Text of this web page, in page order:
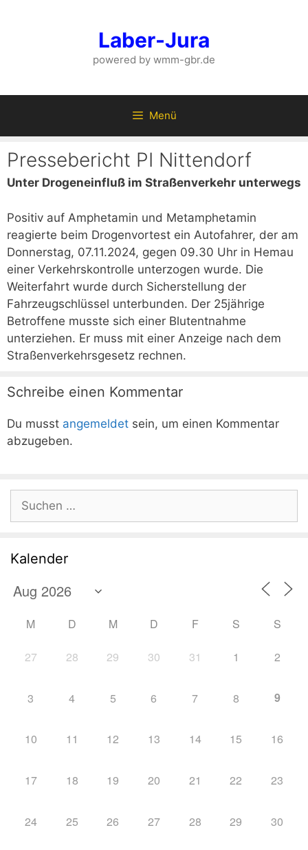
Laber-Jura
powered by wmm-gbr.de
Menü
Pressebericht PI Nittendorf
Unter Drogeneinfluß im Straßenverkehr unterwegs
Positiv auf Amphetamin und Metamphetamin
reagierte beim Drogenvortest ein Autofahrer, der am
Donnerstag, 07.11.2024, gegen 09.30 Uhr in Hemau
einer Verkehrskontrolle unterzogen wurde. Die
Weiterfahrt wurde durch Sicherstellung der
Fahrzeugschlüssel unterbunden. Der 25jährige
Betroffene musste sich einer Blutentnahme
unterziehen. Er muss mit einer Anzeige nach dem
Straßenverkehrsgesetz rechnen.
Schreibe einen Kommentar
Du musst angemeldet sein, um einen Kommentar
abzugeben.
Suchen
nach:
Kalender
M D M D F S S
27 28 29 30 31 1 2
3 4 5 6 7 8 9
10 11 12 13 14 15 16
17 18 19 20 21 22 23
24 25 26 27 28 29 30